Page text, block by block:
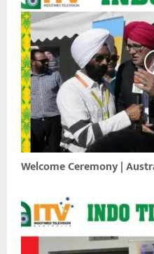
Welcome Ceremony |